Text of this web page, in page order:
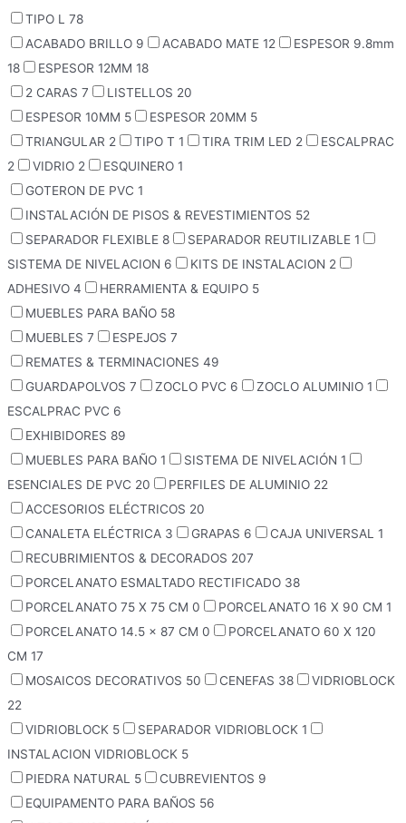
TIPO L 78
ACABADO BRILLO 9 ACABADO MATE 12
ESPESOR 9.8mm
18
ESPESOR 12MM 18
2 CARAS 7 LISTELLOS 20
ESPESOR 10MM 5 ESPESOR 20MM 5
TRIANGULAR 2 TIPO T 1 TIRA TRIM LED 2
ESCALPRAC
2
VIDRIO 2 ESQUINERO 1
GOTERON DE PVC 1
INSTALACIÓN DE PISOS & REVESTIMIENTOS 52
SEPARADOR FLEXIBLE 8 SEPARADOR REUTILIZABLE 1
SISTEMA DE NIVELACION 6 KITS DE INSTALACION 2
ADHESIVO 4 HERRAMIENTA & EQUIPO 5
MUEBLES PARA BAÑO 58
MUEBLES 7 ESPEJOS 7
REMATES & TERMINACIONES 49
GUARDAPOLVOS 7 ZOCLO PVC 6 ZOCLO ALUMINIO 1
ESCALPRAC PVC 6
EXHIBIDORES 89
MUEBLES PARA BAÑO 1 SISTEMA DE NIVELACIÓN 1
ESENCIALES DE PVC 20 PERFILES DE ALUMINIO 22
ACCESORIOS ELÉCTRICOS 20
CANALETA ELÉCTRICA 3 GRAPAS 6 CAJA UNIVERSAL 1
RECUBRIMIENTOS & DECORADOS 207
PORCELANATO ESMALTADO RECTIFICADO 38
PORCELANATO 75 X 75 CM 0 PORCELANATO 16 X 90 CM 1
PORCELANATO 14.5 x 87 CM 0
PORCELANATO 60 X 120
CM 17
MOSAICOS DECORATIVOS 50 CENEFAS 38
VIDRIOBLOCK
22
VIDRIOBLOCK 5 SEPARADOR VIDRIOBLOCK 1
INSTALACION VIDRIOBLOCK 5
PIEDRA NATURAL 5 CUBREVIENTOS 9
EQUIPAMENTO PARA BAÑOS 56